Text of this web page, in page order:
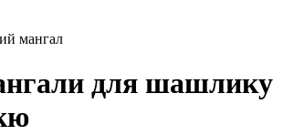
мангал
для шашлику